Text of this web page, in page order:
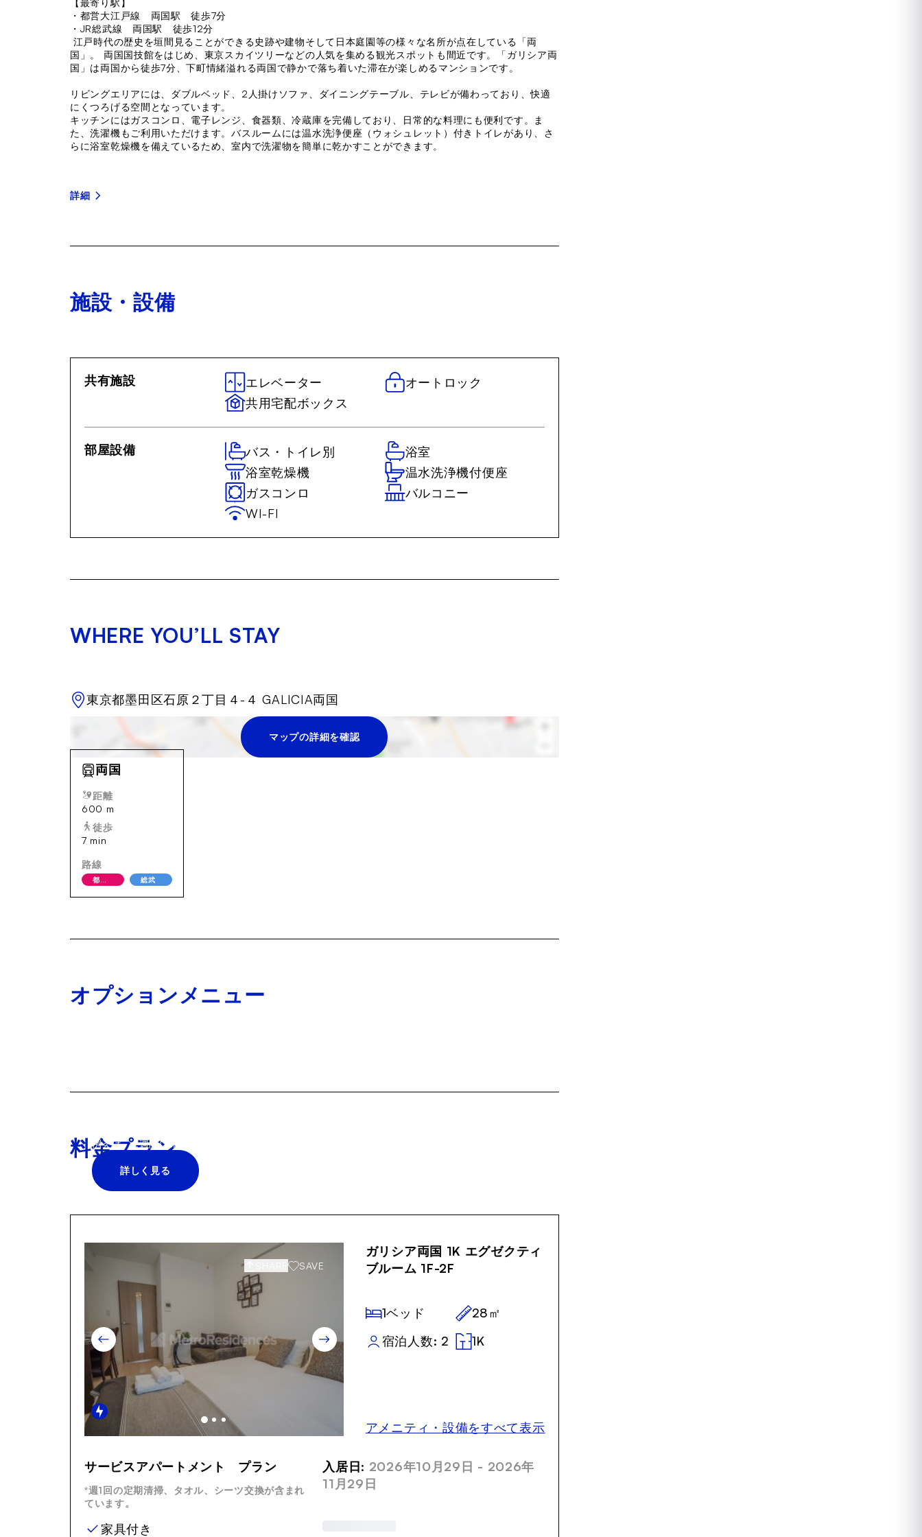
【最寄り駅】
・都営大江戸線 両国駅 徒歩7分
・JR総武線 両国駅 徒歩12分
江戸時代の歴史を垣間見ることができる史跡や建物そして日本庭園等の様々な名所が点在している「両
国」。 両国国技館をはじめ、東京スカイツリーなどの人気を集める観光スポットも間近です。「ガリシア両
国」は両国から徒歩7分、下町情緒溢れる両国で静かで落ち着いた滞在が楽しめるマンションです。
リビングエリアには、ダブルベッド、2人掛けソファ、ダイニングテーブル、テレビが備わっており、快適
にくつろげる空間となっています。
キッチンにはガスコンロ、電子レンジ、食器類、冷蔵庫を完備しており、日常的な料理にも便利です。ま
た、洗濯機もご利用いただけます。バスルームには温水洗浄便座（ウォシュレット）付きトイレがあり、さ
らに浴室乾燥機を備えているため、室内で洗濯物を簡単に乾かすことができます。
詳細
施設・設備
共有施設 エレベーター
オートロック
共用宅配ボックス
部屋設備 バス・トイレ別
浴室
浴室乾燥機
温水洗浄機付便座
ガスコンロ
バルコニー
WI-FI
WHERE YOU’LL STAY
東京都墨田区石原２丁目４-４ GALICIA両国
マップの詳細を確認
両国
距離
600 m
徒歩
7 min
路線
総武
オプションメニュー
例えば、2週間に1回のプロの清掃サービスが¥25,000！
詳しく見る
料金プラン
of
SAVE
ガリシア両国 1K エグゼクティ
ブルーム 1F-2F
1ベッド
28㎡
宿泊人数: 2
1K
アメニティ・設備をすべて表示
サービスアパートメント プラン
*週1回の定期清掃、タオル、シーツ交換が含まれ
ています。
入居日: 2026年10月29日 - 2026年
11月29日
家具付き